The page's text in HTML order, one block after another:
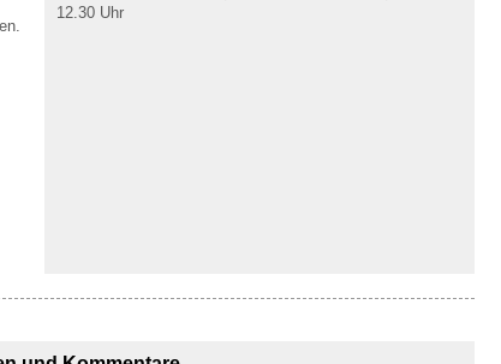
12.30 Uhr